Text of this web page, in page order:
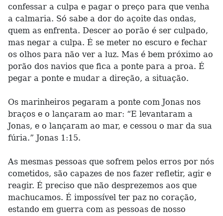
confessar a culpa e pagar o preço para que venha
a calmaria. Só sabe a dor do açoite das ondas,
quem as enfrenta. Descer ao porão é ser culpado,
mas negar a culpa. É se meter no escuro e fechar
os olhos para não ver a luz. Mas é bem próximo ao
porão dos navios que fica a ponte para a proa. É
pegar a ponte e mudar a direção, a situação.
Os marinheiros pegaram a ponte com Jonas nos
braços e o lançaram ao mar: “E levantaram a
Jonas, e o lançaram ao mar, e cessou o mar da sua
fúria.” Jonas 1:15.
As mesmas pessoas que sofrem pelos erros por nós
cometidos, são capazes de nos fazer refletir, agir e
reagir. É preciso que não desprezemos aos que
machucamos. É impossível ter paz no coração,
estando em guerra com as pessoas de nosso